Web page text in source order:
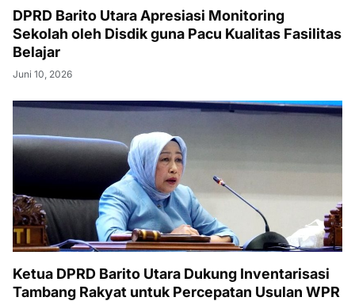
DPRD Barito Utara Apresiasi Monitoring
Sekolah oleh Disdik guna Pacu Kualitas Fasilitas
Belajar
Juni 10, 2026
Ketua DPRD Barito Utara Dukung Inventarisasi
Tambang Rakyat untuk Percepatan Usulan WPR